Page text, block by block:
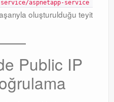
service/aspnetapp-service
oluşturulduğu teyit
Public IP